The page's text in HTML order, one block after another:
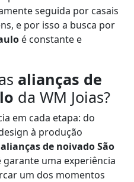
seguida por casais
e por isso a busca por
é constante e
alianças de
da WM Joias?
em cada etapa: do
à produção
alianças de noivado São
garante uma experiência
um dos momentos